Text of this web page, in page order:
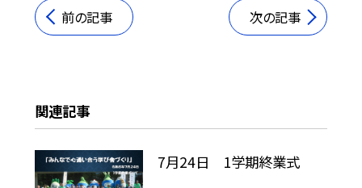
前の記事 次の記事
関連記事
7月24日 1学期終業式